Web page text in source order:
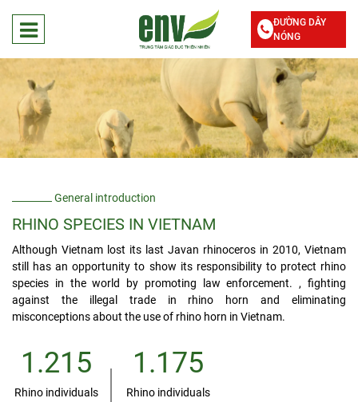
ĐƯỜNG DÂY
NÓNG
General introduction
RHINO SPECIES IN VIETNAM
Although Vietnam lost its last Javan rhinoceros in 2010, Vietnam
still has an opportunity to show its responsibility to protect rhino
species in the world by promoting law enforcement. , fighting
against the illegal trade in rhino horn and eliminating
misconceptions about the use of rhino horn in Vietnam.
1.215
Rhino individuals
1.175
Rhino individuals